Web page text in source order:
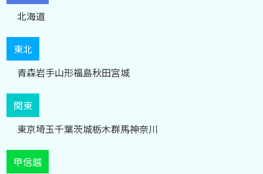
北海道
東北
青森岩手山形福島秋田宮城
関東
東京埼玉千葉茨城栃木群馬神奈川
甲信越